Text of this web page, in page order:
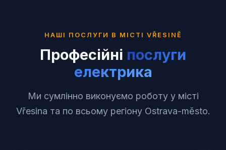
НАШІ ПОСЛУГИ В МІСТІ VŘESINĚ
Професійні послуги
електрика
Ми сумлінно виконуємо роботу у місті
Vřesina та по всьому регіону Ostrava-město.